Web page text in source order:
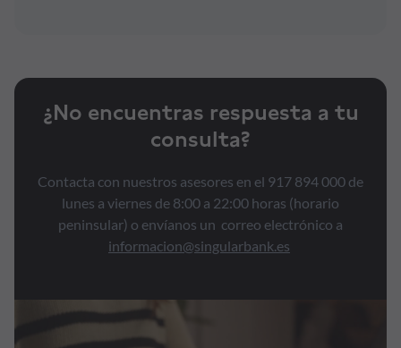
Conócenos
¿No encuentras respuesta a tu
consulta?
Contacta con nuestros asesores en el 917 894 000 de
lunes a viernes de 8:00 a 22:00 horas (horario
peninsular) o envíanos un correo electrónico a
informacion@singularbank.es